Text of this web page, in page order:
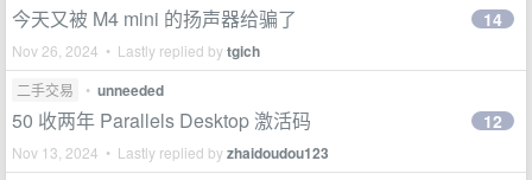
今天又被 M4 mini 的扬声器给骗了
Nov 26, 2024 • Lastly replied bytgich
14
二手交易 • unneeded
50 收两年 Parallels Desktop 激活码
Nov 13, 2024 • Lastly replied byzhaidoudou123
12